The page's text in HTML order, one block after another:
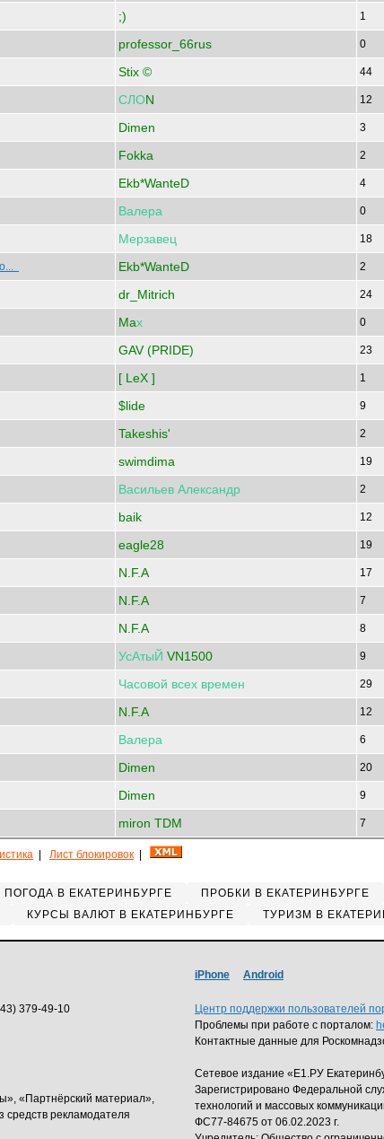
;) 1
professor_66rus 0
Stix © 44
СЛОN 12
Dimen 3
Fokka 2
Ekb*WanteD 4
Валера 0
Мерзавец 18
Ekb*WanteD 2
dr_Mitrich 24
Maх 0
GAV (PRIDE) 23
[ LeX ] 1
$lide 9
Takeshis' 2
swimdima 19
Васильев Александр 2
baik 12
eagle28 19
N.F.A 17
N.F.A 7
N.F.A 8
УсАтыЙ VN1500 9
Часовой всех времен 29
N.F.A 12
Валера 6
Dimen 20
Dimen 9
miron TDM 7
Лист блокировок
ПОГОДА В ЕКАТЕРИНБУРГЕ ПРОБКИ В ЕКАТЕРИНБУРГЕ
КУРСЫ ВАЛЮТ В ЕКАТЕРИНБУРГЕ ТУРИЗМ В
379-49-10
«Партнёрский материал»,
средств рекламодателя
iPhone Android
Центр поддержки пользователей
Проблемы при работе с порталом:
Контактные данные для
Сетевое издание «Е1.РУ
Зарегистрировано Федеральной
технологий и массовых
ФС77-84675 от 06.02.2023 г.